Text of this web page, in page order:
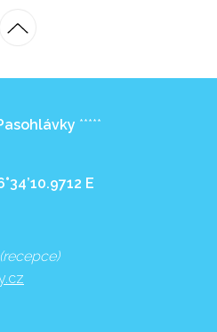
*****
E
(recepce)